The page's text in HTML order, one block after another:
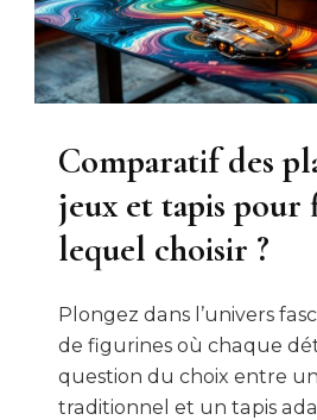
Comparatif des
jeux et tapis pour
lequel choisir ?
Plongez dans l’univers
de figurines où chaque
question du choix entre
traditionnel et un tapis